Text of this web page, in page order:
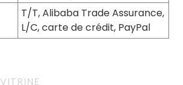
T/T, Alibaba Trade Assurance,
L/C, carte de crédit, PayPal
VITRINE